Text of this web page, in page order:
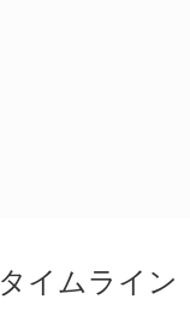
タイムライン